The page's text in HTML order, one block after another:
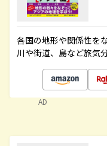
各国の地形や関係性を
川や街道、島など旅気
AD